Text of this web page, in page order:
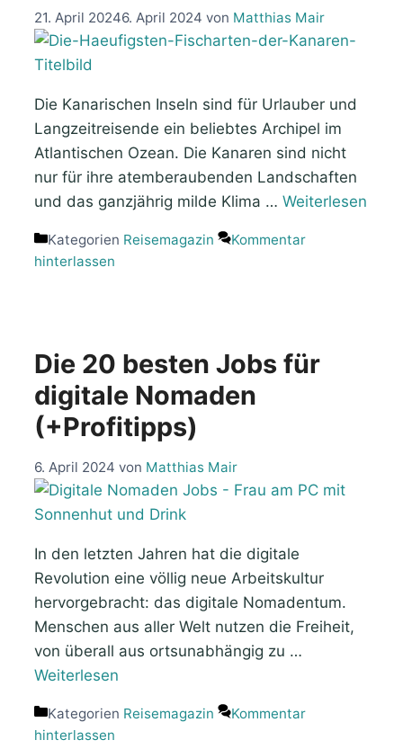
21. April 20246. April 2024 von Matthias Mair
Die Kanarischen Inseln sind für Urlauber und
Langzeitreisende ein beliebtes Archipel im
Atlantischen Ozean. Die Kanaren sind nicht
nur für ihre atemberaubenden Landschaften
und das ganzjährig milde Klima … Weiterlesen
Kategorien Reisemagazin
Kommentar
hinterlassen
Die 20 besten Jobs für
digitale Nomaden
(+Profitipps)
6. April 2024 von Matthias Mair
In den letzten Jahren hat die digitale
Revolution eine völlig neue Arbeitskultur
hervorgebracht: das digitale Nomadentum.
Menschen aus aller Welt nutzen die Freiheit,
von überall aus ortsunabhängig zu …
Weiterlesen
Kategorien Reisemagazin
Kommentar
hinterlassen